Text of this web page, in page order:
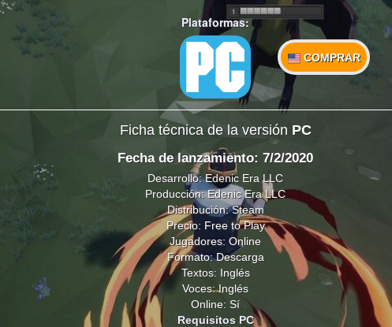
Plataformas:
COMPRAR
Ficha técnica de la versión PC
Fecha de lanzamiento: 7/2/2020
Desarrollo: Edenic Era LLC
Producción: Edenic Era LLC
Distribución: Steam
Precio: Free to Play
Jugadores: Online
Formato: Descarga
Textos: Inglés
Voces: Inglés
Online: Sí
Requisitos PC